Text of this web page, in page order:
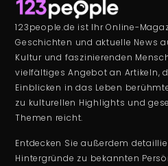
123people.de ist Ihr Online-
Geschichten und aktuelle News
Kultur und faszinierenden
vielfältiges Angebot an Artikeln,
Einblicken in das Leben
zu kulturellen Highlights und
Themen reicht.
Entdecken Sie außerdem
Hintergründe zu bekannten